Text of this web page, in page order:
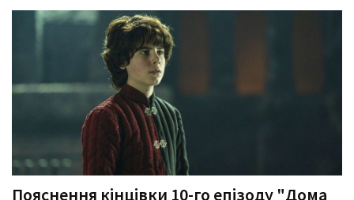
Пояснення кінцівки 10-го епізоду "Дома